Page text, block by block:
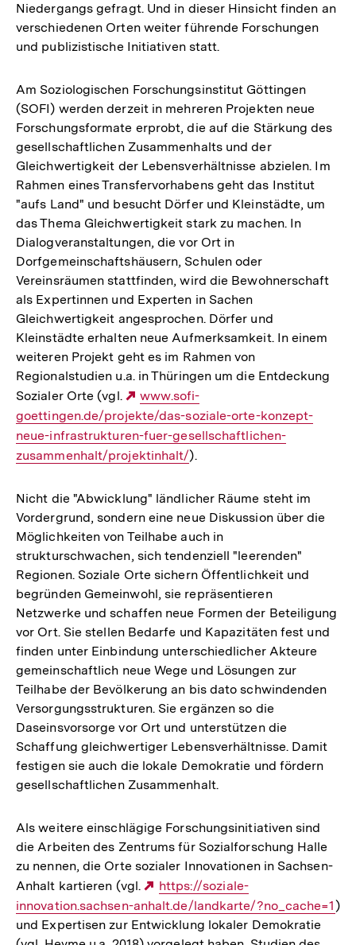
Niedergangs gefragt. Und in dieser Hinsicht finden an
verschiedenen Orten weiter führende Forschungen
und publizistische Initiativen statt.
Am Soziologischen Forschungsinstitut Göttingen
(SOFI) werden derzeit in mehreren Projekten neue
Forschungsformate erprobt, die auf die Stärkung des
gesellschaftlichen Zusammenhalts und der
Gleichwertigkeit der Lebensverhältnisse abzielen. Im
Rahmen eines Transfervorhabens geht das Institut
"aufs Land" und besucht Dörfer und Kleinstädte, um
das Thema Gleichwertigkeit stark zu machen. In
Dialogveranstaltungen, die vor Ort in
Dorfgemeinschaftshäusern, Schulen oder
Vereinsräumen stattfinden, wird die Bewohnerschaft
als Expertinnen und Experten in Sachen
Gleichwertigkeit angesprochen. Dörfer und
Kleinstädte erhalten neue Aufmerksamkeit. In einem
weiteren Projekt geht es im Rahmen von
Regionalstudien u.a. in Thüringen um die Entdeckung
Sozialer Orte (vgl.
Externer
Link:
www.sofi-
goettingen.de/projekte/das-soziale-orte-konzept-
neue-infrastrukturen-fuer-gesellschaftlichen-
zusammenhalt/projektinhalt/).
Nicht die "Abwicklung" ländlicher Räume steht im
Vordergrund, sondern eine neue Diskussion über die
Möglichkeiten von Teilhabe auch in
strukturschwachen, sich tendenziell "leerenden"
Regionen. Soziale Orte sichern Öffentlichkeit und
begründen Gemeinwohl, sie repräsentieren
Netzwerke und schaffen neue Formen der Beteiligung
vor Ort. Sie stellen Bedarfe und Kapazitäten fest und
finden unter Einbindung unterschiedlicher Akteure
gemeinschaftlich neue Wege und Lösungen zur
Teilhabe der Bevölkerung an bis dato schwindenden
Versorgungsstrukturen. Sie ergänzen so die
Daseinsvorsorge vor Ort und unterstützen die
Schaffung gleichwertiger Lebensverhältnisse. Damit
festigen sie auch die lokale Demokratie und fördern
gesellschaftlichen Zusammenhalt.
Als weitere einschlägige Forschungsinitiativen sind
die Arbeiten des Zentrums für Sozialforschung Halle
zu nennen, die Orte sozialer Innovationen in Sachsen-
Anhalt kartieren (vgl.
Externer
Link:
https://soziale-
innovation.sachsen-anhalt.de/landkarte/?no_cache=1 )
und Expertisen zur Entwicklung lokaler Demokratie